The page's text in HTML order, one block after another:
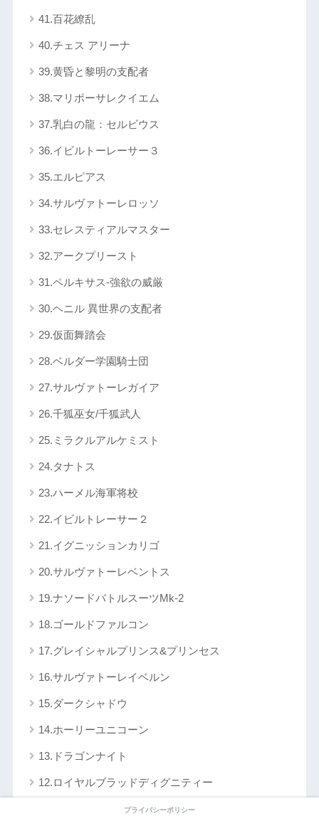
41.百花繚乱
40.チェス アリーナ
39.黄昏と黎明の支配者
38.マリポーサレクイエム
37.乳白の龍：セルビウス
36.イビルトーレーサー３
35.エルピアス
34.サルヴァトーレロッソ
33.セレスティアルマスター
32.アークプリースト
31.ペルキサス-強欲の威厳
30.ヘニル 異世界の支配者
29.仮面舞踏会
28.ベルダー学園騎士団
27.サルヴァトーレガイア
26.千狐巫女/千狐武人
25.ミラクルアルケミスト
24.タナトス
23.ハーメル海軍将校
22.イビルトレーサー２
21.イグニッションカリゴ
20.サルヴァトーレベントス
19.ナソードバトルスーツMk-2
18.ゴールドファルコン
17.グレイシャルプリンス&プリンセス
16.サルヴァトーレイベルン
15.ダークシャドウ
14.ホーリーユニコーン
13.ドラゴンナイト
12.ロイヤルブラッドディグニティー
プライバシーポリシー